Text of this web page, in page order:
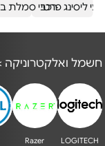
ליסינג פרטירכבי סמלת
חשמל ואלקטרוניקה
LOGITECH
Razer